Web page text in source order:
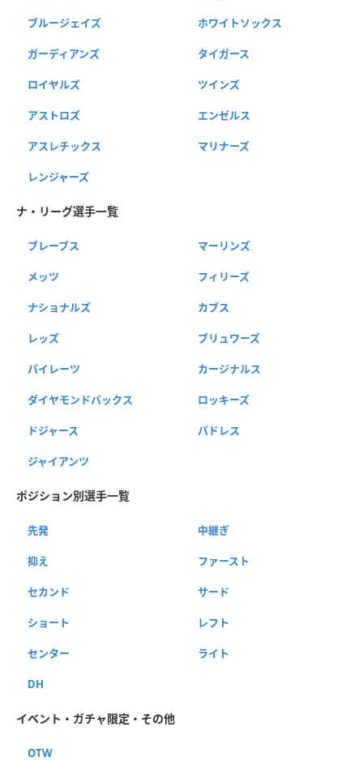
ブルージェイズ ホワイトソックス
ガーディアンズ タイガース
ロイヤルズ ツインズ
アストロズ エンゼルス
アスレチックス マリナーズ
レンジャーズ
ナ・リーグ選手一覧
ブレーブス マーリンズ
メッツ フィリーズ
ナショナルズ カブス
レッズ ブリュワーズ
パイレーツ カージナルス
ダイヤモンドバックス ロッキーズ
ドジャース パドレス
ジャイアンツ
ポジション別選手一覧
先発 中継ぎ
抑え ファースト
セカンド サード
ショート レフト
センター ライト
DH
イベント・ガチャ限定・その他
OTW